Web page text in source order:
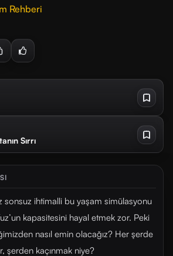
Rehberi
Sırrı
sonsuz ihtimalli bu yaşam simülasyonu
kapasitesini hayal etmek zor. Peki
nasıl emin olacağız? Her şerde
şerden kaçınmak niye?